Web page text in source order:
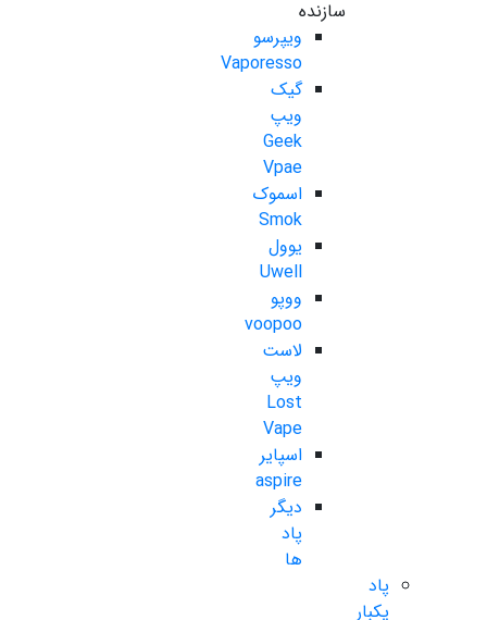
سازنده
ویپرسو
Vaporesso
گیک
ویپ
Geek
Vpae
اسموک
Smok
یوول
Uwell
ووپو
voopoo
لاست
ویپ
Lost
Vape
اسپایر
aspire
دیگر
پاد
ها
پاد
یکبار